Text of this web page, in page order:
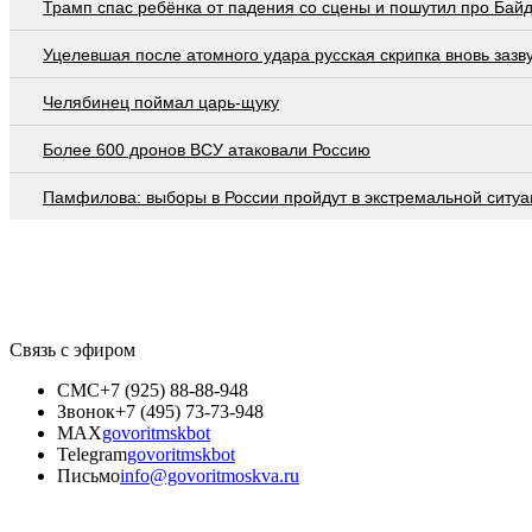
Трамп спас ребёнка от падения со сцены и пошутил про
Уцелевшая после атомного удара русская скрипка вновь
Челябинец поймал царь-щуку
Более 600 дронов ВСУ атаковали Россию
Памфилова: выборы в России пройдут в экстремальной
Связь с эфиром
СМС+7 (925) 88-88-948
Звонок+7 (495) 73-73-948
MAXgovoritmskbot
Telegramgovoritmskbot
Письмоinfo@govoritmoskva.ru